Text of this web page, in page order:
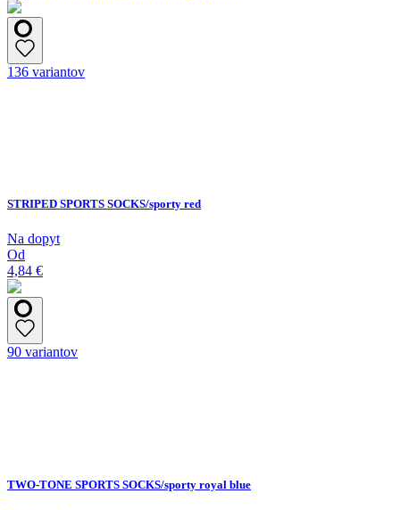
136 variantov
STRIPED SPORTS SOCKS/sporty red
Na dopyt
Od
4,84 €
90 variantov
TWO-TONE SPORTS SOCKS/sporty royal blue